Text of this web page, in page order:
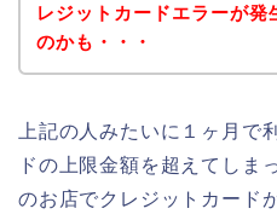
レジットカードエラーが発
のかも・・・
上記の人みたいに１ヶ月で
ドの上限金額を超えてしま
のお店でクレジットカード